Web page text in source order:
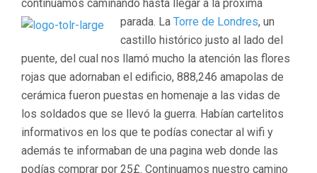
continuamos caminando hasta llegar a la próxima
parada. La Torre de Londres, un
castillo histórico justo al lado del
puente, del cual nos llamó mucho la atención las flores
rojas que adornaban el edificio, 888,246 amapolas de
cerámica fueron puestas en homenaje a las vidas de
los soldados que se llevó la guerra. Habían cartelitos
informativos en los que te podías conectar al wifi y
además te informaban de una pagina web donde las
podías comprar por 25£. Continuamos nuestro camino